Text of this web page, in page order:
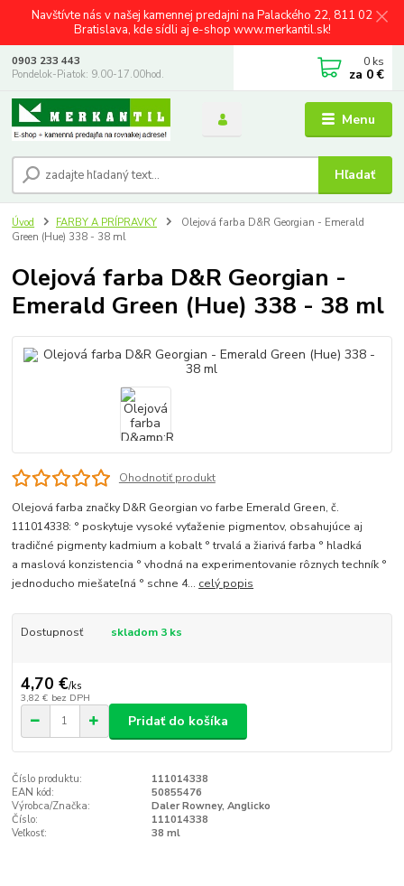
Navštívte nás v našej kamennej predajni na Palackého 22, 811 02
Bratislava, kde sídli aj e-shop www.merkantil.sk!
Menu
Hľadať
0903 233 443
Pondelok-Piatok: 9.00-17.00hod.
0 ks
za 0 €
Úvod FARBY A PRÍPRAVKY
Olejová farba D&R Georgian - Emerald
Green (Hue) 338 - 38 ml
Olejová farba D&R Georgian -
Emerald Green (Hue) 338 - 38 ml
Ohodnotiť produkt
Olejová farba značky D&R Georgian vo farbe Emerald Green, č.
111014338: ° poskytuje vysoké vyťaženie pigmentov, obsahujúce aj
tradičné pigmenty kadmium a kobalt ° trvalá a žiarivá farba ° hladká
a maslová konzistencia ° vhodná na experimentovanie rôznych techník °
jednoducho miešateľná ° schne 4... celý popis
Dostupnosť skladom 3 ks
4,70 €/ks
3,82 € bez DPH
Pridať do košíka
Číslo produktu:
111014338
EAN kód:
50855476
Výrobca/Značka:
Daler Rowney, Anglicko
Číslo:
111014338
Veľkosť:
38 ml